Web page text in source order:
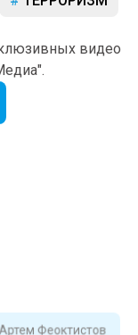
видео
Артем Феоктистов